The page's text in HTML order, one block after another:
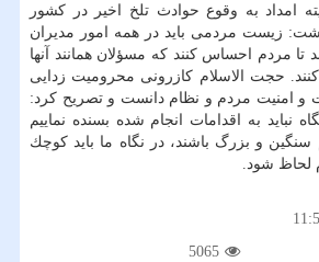
امداد به وقوع حوادث تلخ اخیر در كشور
زیست مردمی باید در همه امور مدیران
مردم احساس كنند كه مسؤلان همانند آنها
حجت الاسلام كازرونی محرومیت زدایی
و امنیت مردم و نظام دانست و تصریح كرد:
نباید به اقدامات انجام شده بسنده نماییم
سنگین و بزرگ باشند، در نگاه ما باید كوچك
لحاظ شود.
5065